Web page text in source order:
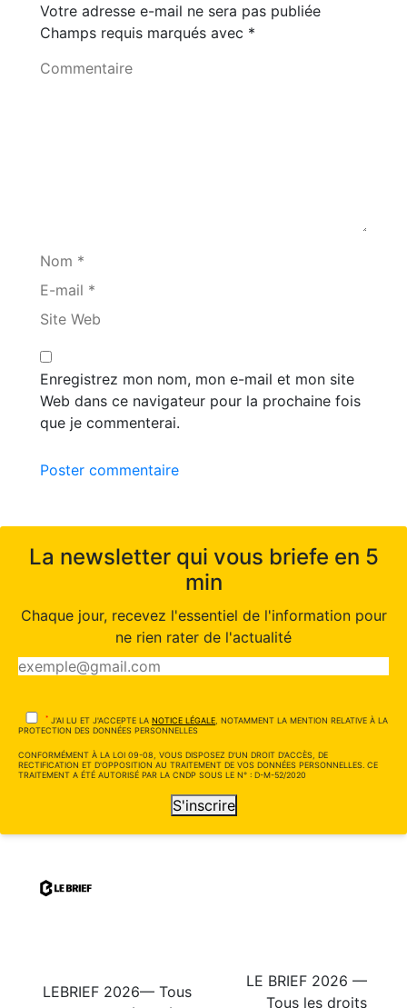
Votre adresse e-mail ne sera pas publiée
Champs requis marqués avec *
Commentaire
Nom *
E-mail *
Site Web
Enregistrez mon nom, mon e-mail et mon site
Web dans ce navigateur pour la prochaine fois
que je commenterai.
Poster commentaire
La newsletter qui vous briefe en 5
min
Chaque jour, recevez l'essentiel de l'information pour
ne rien rater de l'actualité
* J'AI LU ET J'ACCEPTE LA NOTICE LÉGALE , NOTAMMENT LA MENTION RELATIVE À LA
PROTECTION DES DONNÉES PERSONNELLES
CONFORMÉMENT À LA LOI 09-08, VOUS DISPOSEZ D'UN DROIT D'ACCÈS, DE
RECTIFICATION ET D'OPPOSITION AU TRAITEMENT DE VOS DONNÉES PERSONNELLES. CE
TRAITEMENT A ÉTÉ AUTORISÉ PAR LA CNDP SOUS LE N° : D-M-52/2020
S'inscrire
LEBRIEF 2026— Tous
LE BRIEF 2026 —
Tous les droits